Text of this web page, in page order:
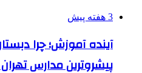
3 هفته پیش
آینده آموزش؛ چرا
پیشروترین مدارس